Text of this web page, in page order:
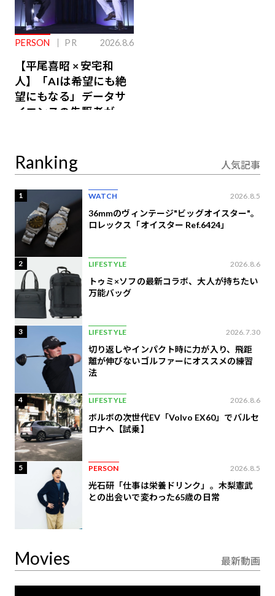
PERSON PR 2026.8.6
【平尾喜昭 × 安宅和
人】「AIは希望にも絶
望にもなる」データサ
イエンスの先駆者が語
Ranking 人気記事
1 WATCH 2026.8.5
36mmのヴィンテージ"ビッグオイスター"。
ロレックス「オイスター Ref.6424」
2 LIFESTYLE 2026.8.6
トゥミ×ソフの最新コラボ、大人が持ちたい
万能バッグ
3 LIFESTYLE 2026.7.30
切り返しやインパクト時に力が入り、飛距
離が伸びないゴルファーにオススメの練習
法
4 LIFESTYLE 2026.8.6
ボルボの次世代EV「Volvo EX60」でバルセ
ロナへ【試乗】
5 PERSON 2026.8.5
光石研「仕事は栄養ドリンク」。木梨憲武
との出会いで変わった65歳の日常
Movies 最新動画